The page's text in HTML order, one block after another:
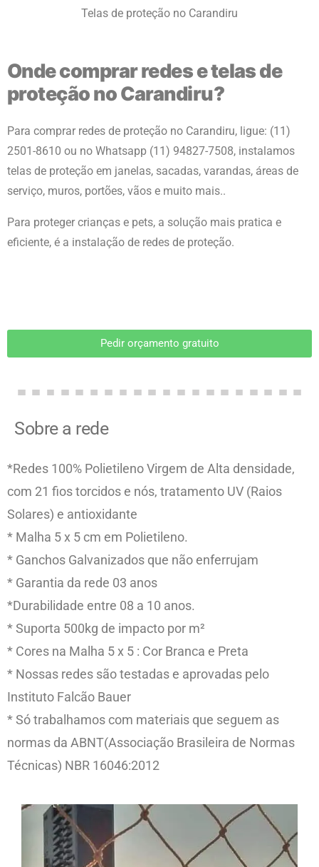
Telas de proteção no Carandiru
Onde comprar redes e telas de
proteção no Carandiru?
Para comprar redes de proteção no Carandiru, ligue: (11)
2501-8610 ou no Whatsapp (11) 94827-7508, instalamos
telas de proteção em janelas, sacadas, varandas, áreas de
serviço, muros, portões, vãos e muito mais..
Para proteger crianças e pets, a solução mais pratica e
eficiente, é a instalação de redes de proteção.
Pedir orçamento gratuito
Sobre a rede
*Redes 100% Polietileno Virgem de Alta densidade,
com 21 fios torcidos e nós, tratamento UV (Raios
Solares) e antioxidante
* Malha 5 x 5 cm em Polietileno.
* Ganchos Galvanizados que não enferrujam
* Garantia da rede 03 anos
*Durabilidade entre 08 a 10 anos.
* Suporta 500kg de impacto por m²
* Cores na Malha 5 x 5 : Cor Branca e Preta
* Nossas redes são testadas e aprovadas pelo
Instituto Falcão Bauer
* Só trabalhamos com materiais que seguem as
normas da ABNT(Associação Brasileira de Normas
Técnicas) NBR 16046:2012